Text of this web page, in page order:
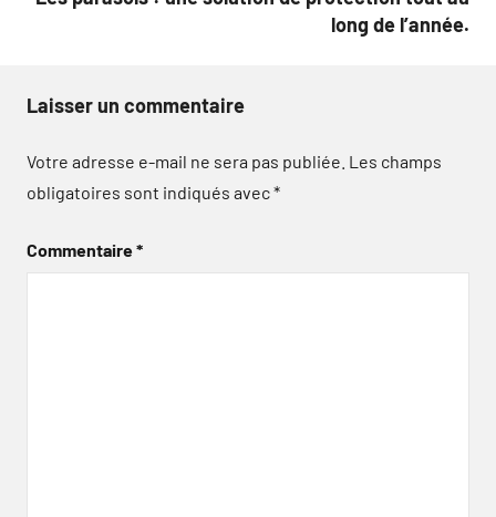
long de l’année.
Laisser un commentaire
Votre adresse e-mail ne sera pas publiée. Les champs
obligatoires sont indiqués avec*
Commentaire*